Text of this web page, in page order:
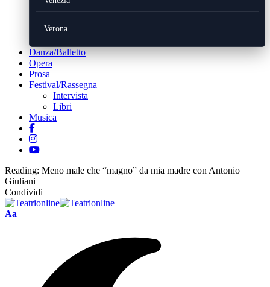
Verona
Danza/Balletto
Opera
Prosa
Festival/Rassegna
Intervista
Libri
Musica
Reading: Meno male che “magno” da mia madre con Antonio
Giuliani
Condividi
Font
Aa